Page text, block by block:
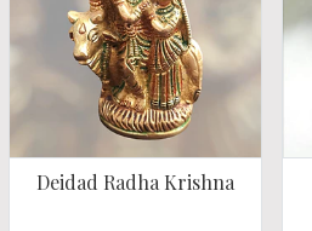
Deidad Radha Krishna